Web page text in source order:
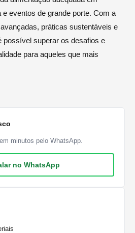
eventos de grande porte. Com a
práticas sustentáveis e
possível superar os desafios e
para aqueles que mais
minutos pelo WhatsApp.
no WhatsApp